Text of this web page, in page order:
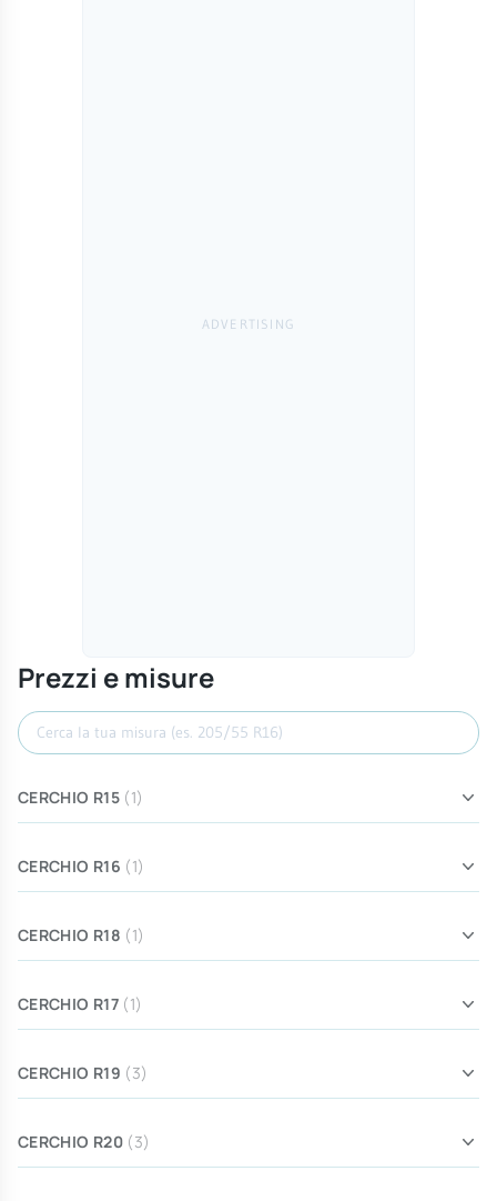
Prezzi e misure
Cerca misura
CERCHIO R15 (1)
CERCHIO R16 (1)
CERCHIO R18 (1)
CERCHIO R17 (1)
CERCHIO R19 (3)
CERCHIO R20 (3)